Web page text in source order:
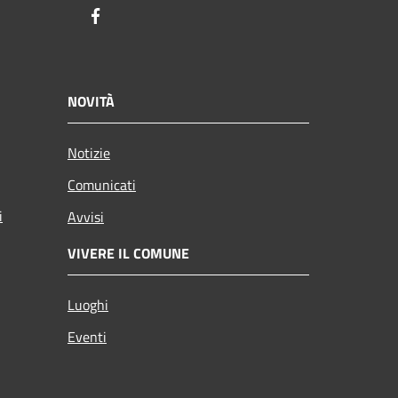
NOVITÀ
Notizie
Comunicati
Avvisi
VIVERE IL COMUNE
Luoghi
Eventi